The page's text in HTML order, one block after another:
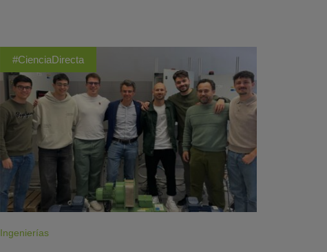
#CienciaDirecta
Ingenierías